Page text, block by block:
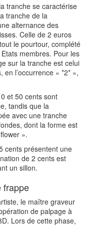
tranche se caractérise
tranche de la
alternance des
Celle de 2 euros
le pourtour, complété
membres. Pour les
sur la tranche est celui
l’occurrence « *2* »,
et 50 cents sont
tandis que la
avec une tranche
dont la forme est
».
cents présentent une
de 2 cents est
un sillon.
frappe
le maître graveur
de palpage à
Lors de cette phase,